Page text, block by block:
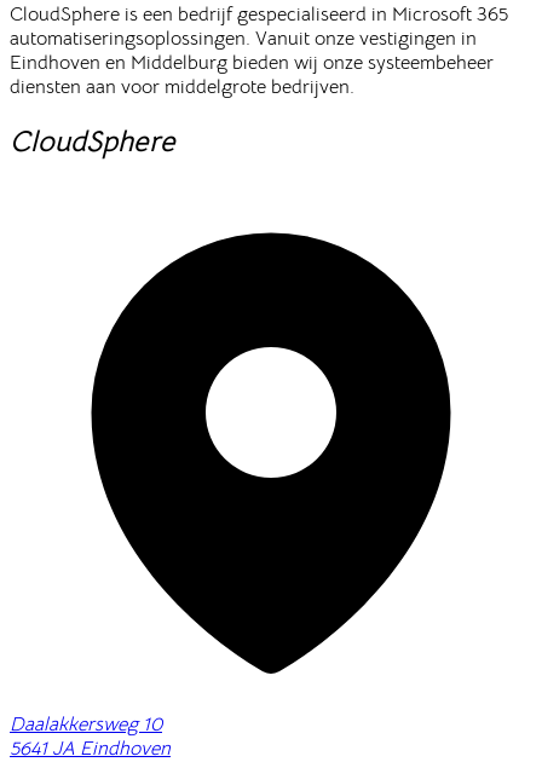
CloudSphere is een bedrijf gespecialiseerd in Microsoft 365
automatiseringsoplossingen. Vanuit onze vestigingen in
Eindhoven en Middelburg bieden wij onze systeembeheer
diensten aan voor middelgrote bedrijven.
CloudSphere
Daalakkersweg 10
5641 JA Eindhoven